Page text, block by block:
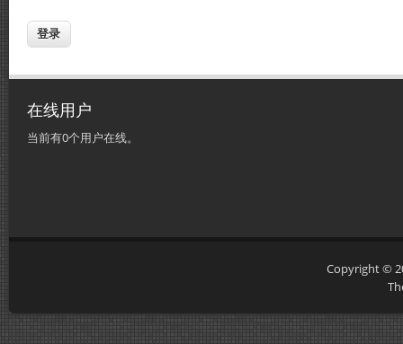
在线用户
当前有0个用户在线。
Copyright ©